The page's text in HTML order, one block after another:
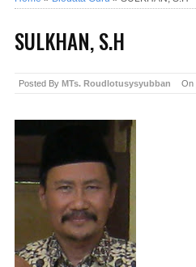
SULKHAN, S.H
Posted By MTs. Roudlotusysyubban On